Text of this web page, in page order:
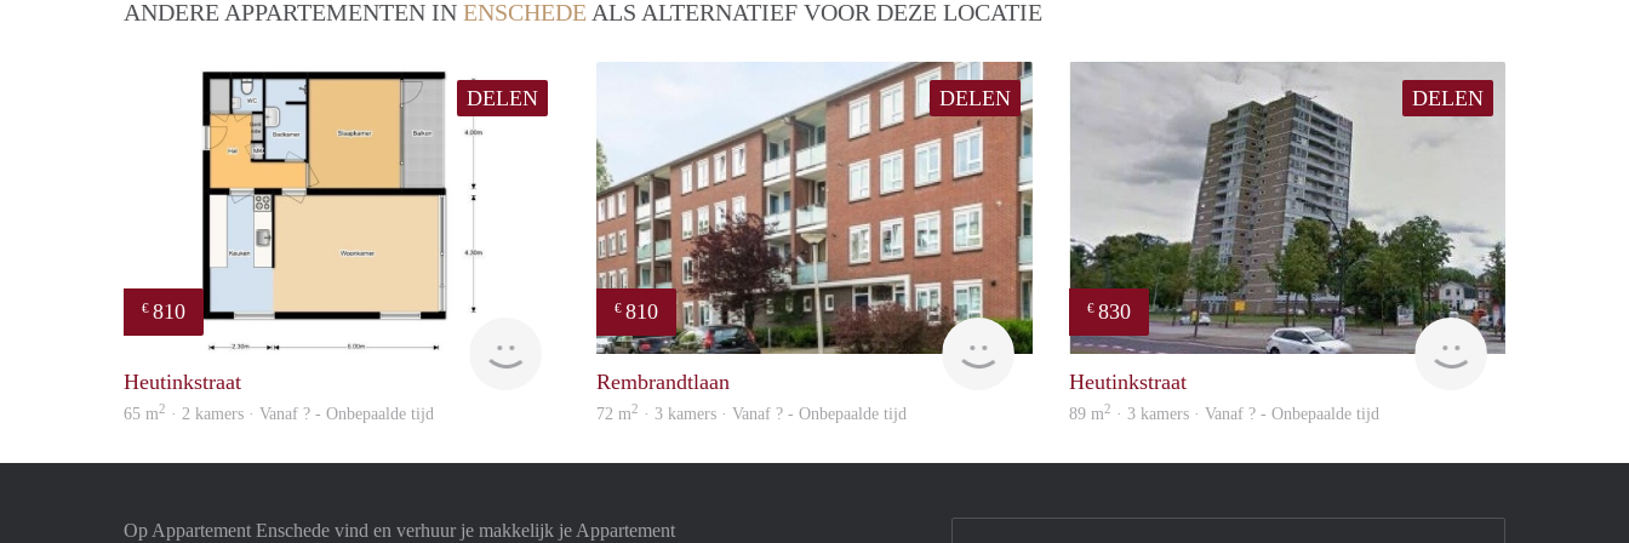
ANDERE APPARTEMENTEN IN ENSCHEDE ALS ALTERNATIEF VOOR DEZE LOCATIE
DELEN
€ 810
Heutinkstraat
65 m2 · 2 kamers · Vanaf ? - Onbepaalde tijd
DELEN
€ 810
Woning
Rembrandtlaan
72 m2 · 3 kamers · Vanaf ? - Onbepaalde tijd
DELEN
€ 830
finder
Heutinkstraat
89 m2 · 3 kamers · Vanaf ? - Onbepaalde tijd
Op Appartement Enschede vind en verhuur je makkelijk je Appartement